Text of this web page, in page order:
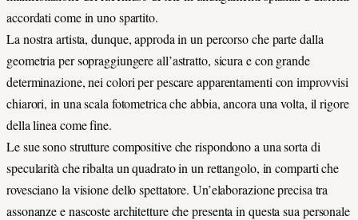
accordati come in uno spartito.
La nostra artista, dunque, approda in un percorso che parte dalla
geometria per sopraggiungere all’astratto, sicura e con grande
determinazione, nei colori per pescare apparentamenti con improvvisi
chiarori, in una scala fotometrica che abbia, ancora una volta, il rigore
della linea come fine.
Le sue sono strutture compositive che rispondono a una sorta di
specularità che ribalta un quadrato in un rettangolo, in comparti che
rovesciano la visione dello spettatore. Un’elaborazione precisa tra
assonanze e nascoste architetture che presenta in questa sua personale